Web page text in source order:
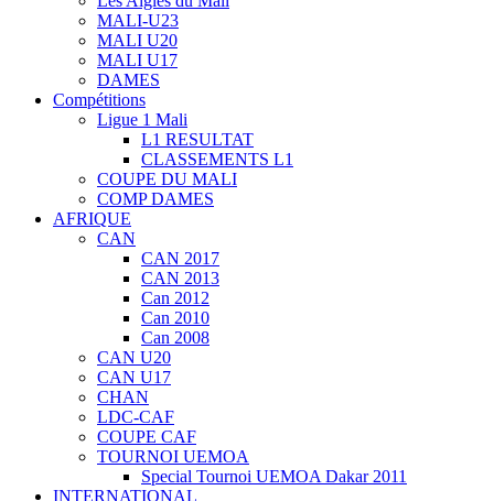
MALI-U23
MALI U20
MALI U17
DAMES
Compétitions
Ligue 1 Mali
L1 RESULTAT
CLASSEMENTS L1
COUPE DU MALI
COMP DAMES
AFRIQUE
CAN
CAN 2017
CAN 2013
Can 2012
Can 2010
Can 2008
CAN U20
CAN U17
CHAN
LDC-CAF
COUPE CAF
TOURNOI UEMOA
Special Tournoi UEMOA Dakar 2011
INTERNATIONAL